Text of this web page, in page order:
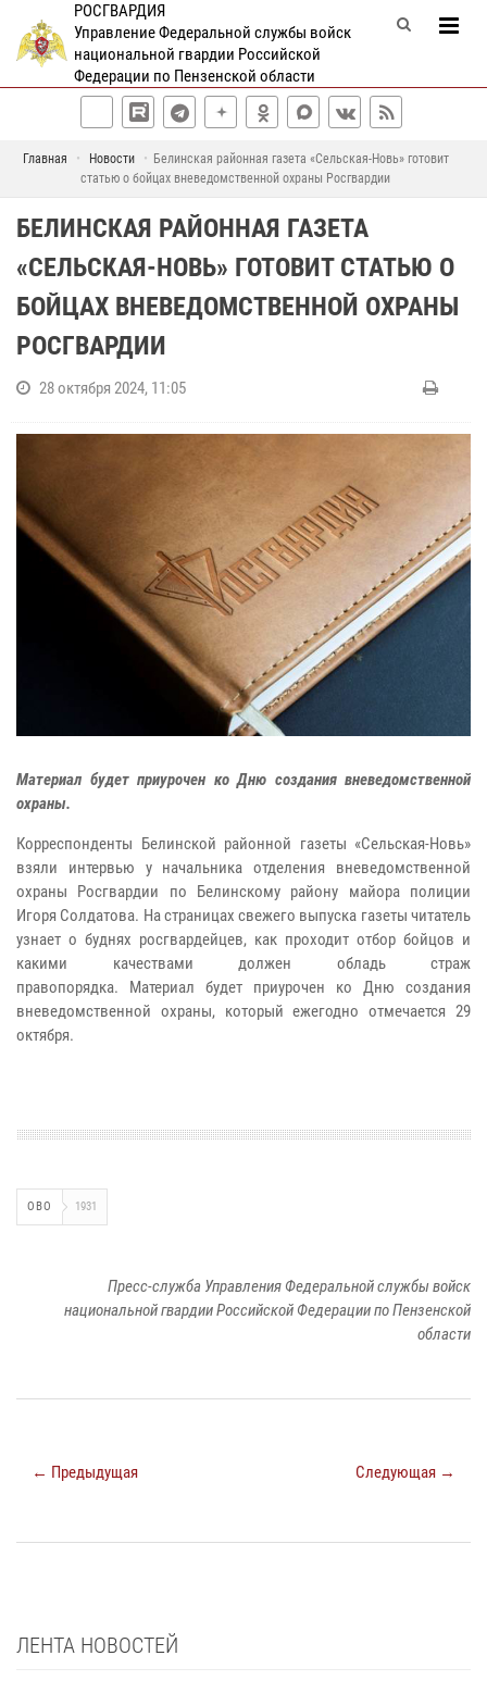
РОСГВАРДИЯ
Управление Федеральной службы войск
национальной гвардии Российской
Федерации по Пензенской области
Главная Новости
Белинская районная газета «Сельская-Новь» готовит
статью о бойцах вневедомственной охраны Росгвардии
БЕЛИНСКАЯ РАЙОННАЯ ГАЗЕТА
«СЕЛЬСКАЯ-НОВЬ» ГОТОВИТ СТАТЬЮ О
БОЙЦАХ ВНЕВЕДОМСТВЕННОЙ ОХРАНЫ
РОСГВАРДИИ
28 октября 2024, 11:05
Материал будет приурочен ко Дню создания вневедомственной
охраны.
Корреспонденты Белинской районной газеты «Сельская-Новь»
взяли интервью у начальника отделения вневедомственной
охраны Росгвардии по Белинскому району майора полиции
Игоря Солдатова. На страницах свежего выпуска газеты читатель
узнает о буднях росгвардейцев, как проходит отбор бойцов и
какими качествами должен обладь страж
правопорядка. Материал будет приурочен ко Дню создания
вневедомственной охраны, который ежегодно отмечается 29
октября.
ОВО 1931
Пресс-служба Управления Федеральной службы войск
национальной гвардии Российской Федерации по Пензенской
области
← Предыдущая Следующая →
ЛЕНТА НОВОСТЕЙ